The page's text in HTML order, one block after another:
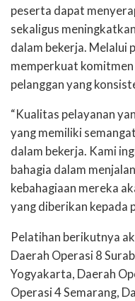
peserta dapat
sekaligus
dalam bekerja. Melalui
memperkuat
pelanggan yang
“Kualitas pelayanan
yang memiliki
dalam bekerja. Kami
bahagia dalam
kebahagiaan mereka
yang diberikan kepada
Pelatihan berikutnya
Daerah Operasi 8
Yogyakarta, Daerah
Operasi 4 Semarang,